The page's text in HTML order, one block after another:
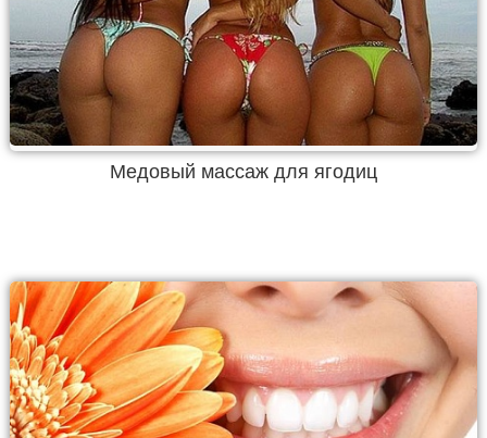
Медовый массаж для ягодиц